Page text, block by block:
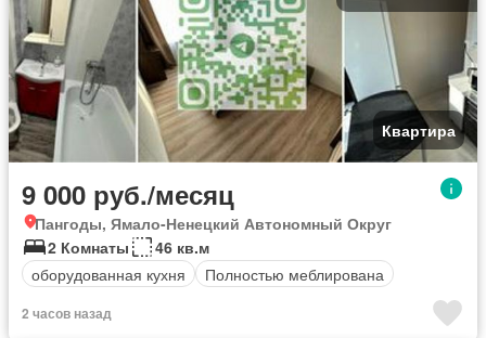
Квартира
9 000 руб./месяц
Пангоды, Ямало-Ненецкий Автономный Округ
2 Комнаты
46 кв.м
оборудованная кухня
Полностью меблирована
2 часов назад